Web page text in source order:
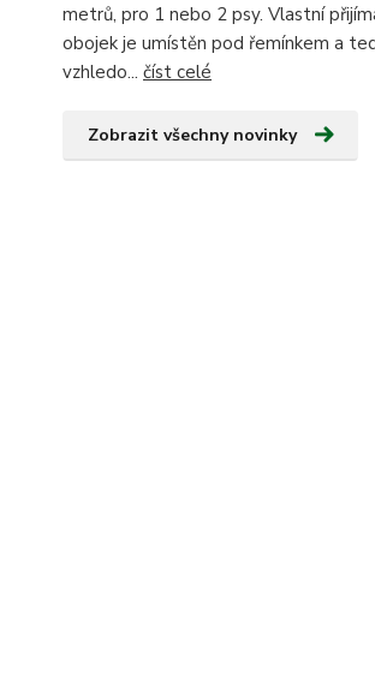
metrů, pro 1 nebo 2 psy. Vlastní
obojek je umístěn pod řemínkem a
vzhledo... číst celé
Zobrazit všechny novinky